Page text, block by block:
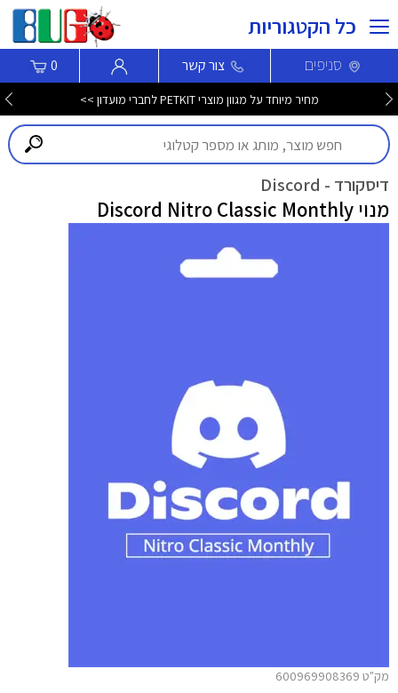
כל הקטגוריות
סניפים צור קשר 0
מחיר מיוחד על מגוון מוצרי PETKIT לחברי מועדון >>
דיסקורד - Discord
מנוי Discord Nitro Classic Monthly
מק"ט 600969908369